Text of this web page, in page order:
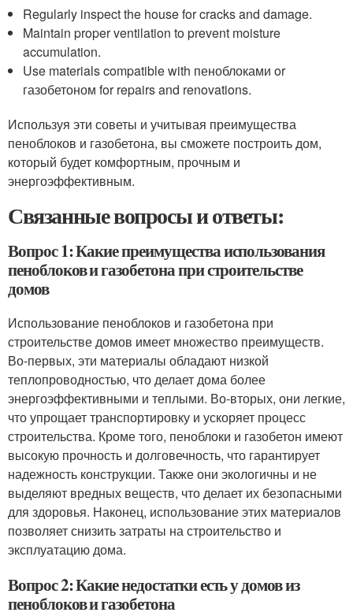
Regularly inspect the house for cracks and damage.
Maintain proper ventilation to prevent moisture
accumulation.
Use materials compatible with пеноблоками or
газобетоном for repairs and renovations.
Используя эти советы и учитывая преимущества
пеноблоков и газобетона, вы сможете построить дом,
который будет комфортным, прочным и
энергоэффективным.
Связанные вопросы и ответы:
Вопрос 1: Какие преимущества использования
пеноблоков и газобетона при строительстве
домов
Использование пеноблоков и газобетона при
строительстве домов имеет множество преимуществ.
Во-первых, эти материалы обладают низкой
теплопроводностью, что делает дома более
энергоэффективными и теплыми. Во-вторых, они легкие,
что упрощает транспортировку и ускоряет процесс
строительства. Кроме того, пеноблоки и газобетон имеют
высокую прочность и долговечность, что гарантирует
надежность конструкции. Также они экологичны и не
выделяют вредных веществ, что делает их безопасными
для здоровья. Наконец, использование этих материалов
позволяет снизить затраты на строительство и
эксплуатацию дома.
Вопрос 2: Какие недостатки есть у домов из
пеноблоков и газобетона